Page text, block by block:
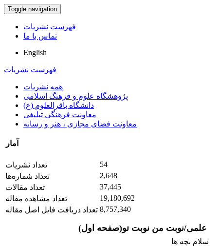
Toggle navigation
فهرست نشریات
تماس با ما
English
فهرست نشریات
همه نشریات
پژوهشگاه علوم و فرهنگ اسلامی
دانشگاه باقرالعلوم (ع)
معاونت فرهنگی تبلیغی
معاونت فضای مجازی ، هنر و رسانه
آمار
تعداد نشریات
54
تعداد شماره‌ها
2,648
تعداد مقالات
37,445
تعداد مشاهده مقاله
19,180,692
تعداد دریافت فایل اصل مقاله 8,757,340
علمی/نوبت من نوبت تو(صفحه اول)
سلام بچه ها